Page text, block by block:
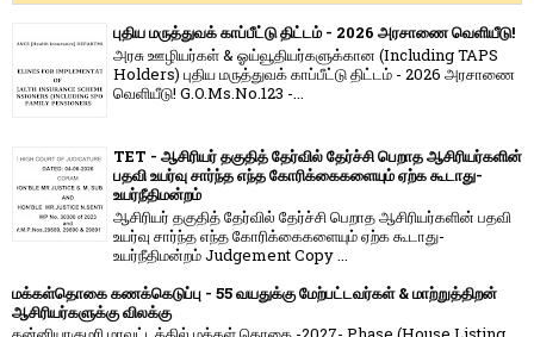
புதிய மருத்துவக் காப்பீட்டு திட்டம் - 2026 அரசாணை வெளியீடு!
அரசு ஊழியர்கள் & ஓய்வூதியர்களுக்கான (Including TAPS
Holders) புதிய மருத்துவக் காப்பீட்டு திட்டம் - 2026 அரசாணை
வெளியீடு! G.O.Ms.No.123 -...
TET - ஆசிரியர் தகுதித் தேர்வில் தேர்ச்சி பெறாத ஆசிரியர்களின்
பதவி உயர்வு சார்ந்த எந்த கோரிக்கைகளையும் ஏற்க கூடாது-
உயர்நீதிமன்றம்
ஆசிரியர் தகுதித் தேர்வில் தேர்ச்சி பெறாத ஆசிரியர்களின் பதவி
உயர்வு சார்ந்த எந்த கோரிக்கைகளையும் ஏற்க கூடாது-
உயர்நீதிமன்றம் Judgement Copy ...
மக்கள்தொகை கணக்கெடுப்பு - 55 வயதுக்கு மேற்பட்டவர்கள் & மாற்றுத்திறன்
ஆசிரியர்களுக்கு விலக்கு